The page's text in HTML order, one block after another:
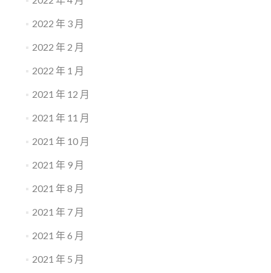
2022 年 3 月
2022 年 2 月
2022 年 1 月
2021 年 12 月
2021 年 11 月
2021 年 10 月
2021 年 9 月
2021 年 8 月
2021 年 7 月
2021 年 6 月
2021 年 5 月